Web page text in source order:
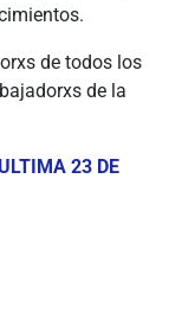
de todos los
de la
23 DE